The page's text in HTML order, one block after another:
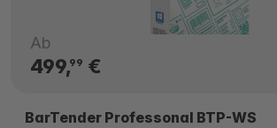
Ab
499,99 €
BarTender Professonal BTP-WS